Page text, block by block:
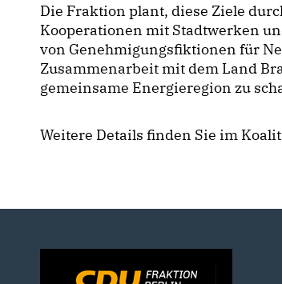
Die Fraktion plant, diese Ziele
Kooperationen mit Stadtwerken
von Genehmigungsfiktionen für
Zusammenarbeit mit dem Land
gemeinsame Energieregion zu
Weitere Details finden Sie im